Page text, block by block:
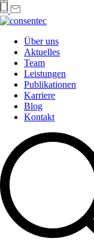
Über uns
Aktuelles
Team
Leistungen
Publikationen
Karriere
Blog
Kontakt